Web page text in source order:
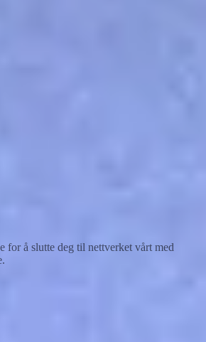
for å slutte deg til nettverket vårt med